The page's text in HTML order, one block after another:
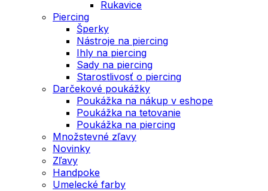
Rukavice
Piercing
Šperky
Nástroje na piercing
Ihly na piercing
Sady na piercing
Starostlivosť o piercing
Darčekové poukážky
Poukážka na nákup v eshope
Poukážka na tetovanie
Poukážka na piercing
Množstevné zľavy
Novinky
Zľavy
Handpoke
Umelecké farby